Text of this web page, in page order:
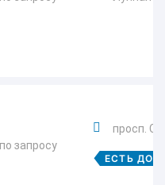
по запросу
просп.
ЕСТЬ